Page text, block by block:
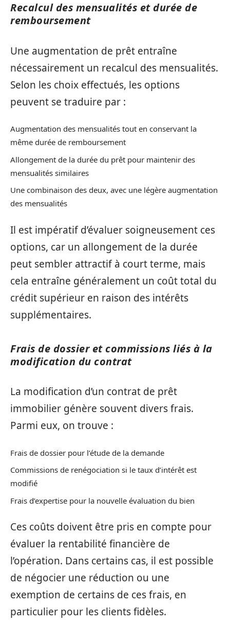
Recalcul des mensualités et durée de
remboursement
Une augmentation de prêt entraîne
nécessairement un recalcul des mensualités.
Selon les choix effectués, les options
peuvent se traduire par :
Augmentation des mensualités tout en conservant la
même durée de remboursement
Allongement de la durée du prêt pour maintenir des
mensualités similaires
Une combinaison des deux, avec une légère augmentation
des mensualités
Il est impératif d’évaluer soigneusement ces
options, car un allongement de la durée
peut sembler attractif à court terme, mais
cela entraîne généralement un coût total du
crédit supérieur en raison des intérêts
supplémentaires.
Frais de dossier et commissions liés à la
modification du contrat
La modification d’un contrat de prêt
immobilier génère souvent divers frais.
Parmi eux, on trouve :
Frais de dossier pour l’étude de la demande
Commissions de renégociation si le taux d’intérêt est
modifié
Frais d’expertise pour la nouvelle évaluation du bien
Ces coûts doivent être pris en compte pour
évaluer la rentabilité financière de
l’opération. Dans certains cas, il est possible
de négocier une réduction ou une
exemption de certains de ces frais, en
particulier pour les clients fidèles.